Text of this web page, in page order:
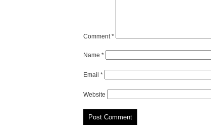
Comment*
Name *
Email *
Website